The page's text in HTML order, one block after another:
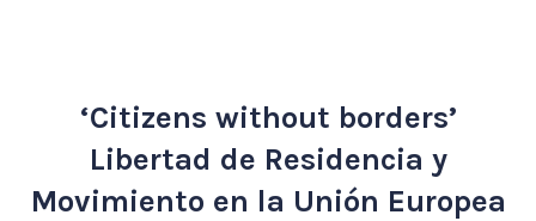
‘Citizens without borders’
Libertad de Residencia y
Movimiento en la Unión Europea